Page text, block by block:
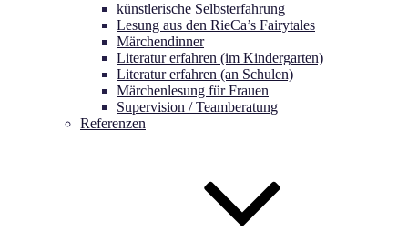
künstlerische Selbsterfahrung
Lesung aus den RieCa’s Fairytales
Märchendinner
Literatur erfahren (im Kindergarten)
Literatur erfahren (an Schulen)
Märchenlesung für Frauen
Supervision / Teamberatung
Referenzen